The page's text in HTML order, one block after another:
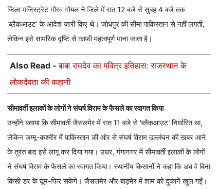
जिला मजिस्ट्रेट गौरव गोयल ने जिले में रात 12 बजे से सुबह 4 बजे तक
'ब्लैकआउट' के आदेश जारी किए थे। जोधपुर की सीमा पाकिस्तान से नहीं लगती,
लेकिन इसे सामरिक दृष्टि से काफी महत्वपूर्ण माना जाता है।
Also Read -बाबा रामदेव का पवित्र इतिहास: राजस्थान के
लोकदेवता की कहानी
सीमावर्ती इलाकों के लोगों ने संघर्ष विराम के फैसले का स्वागत किया
उन्होंने बताया कि सीमावर्ती जैसलमेर में रात 11 बजे से 'ब्लैकआउट' निर्धारित था,
लेकिन जम्मू-कश्मीर में पाकिस्तान की ओर से संघर्ष विराम उल्लंघन की खबर आने
के तुरंत बाद इसे लागू कर दिया गया। उधर, गंगानगर में सीमावर्ती इलाकों के लोगों
ने संघर्ष विराम के फैसले का स्वागत किया। स्थानीय किसानों ने कहा कि अब वे बिना
किसी डर के घूम-फिर सकेंगे। जैसलमेर और बाड़मेर में शाम को दुकानें खुल गईं।